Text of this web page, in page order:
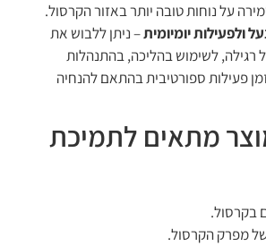
על נוחות טובה יותר באזור הקרסול.
ולפעילות יומיומית– ניתן ללבוש את
רגילה, לשימוש בהליכה, בהתנהלות
פעילות ספורטיבית בהתאם להנחיה
מתאים לתמיכת
בקרסול.
מפרק הקרסול.